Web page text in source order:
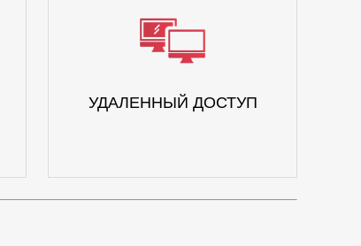
УДАЛЕННЫЙ ДОСТУП